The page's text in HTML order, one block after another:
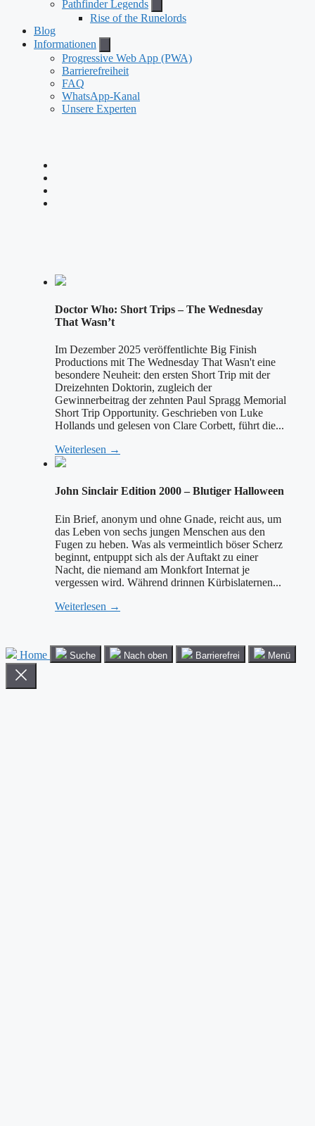
Pathfinder Legends
Rise of the Runelords
Blog
Informationen
Progressive Web App (PWA)
Barrierefreiheit
FAQ
WhatsApp-Kanal
Unsere Experten
Doctor Who: Short Trips – The Wednesday
That Wasn’t
Im Dezember 2025 veröffentlichte Big Finish
Productions mit The Wednesday That Wasn't eine
besondere Neuheit: den ersten Short Trip mit der
Dreizehnten Doktorin, zugleich der
Gewinnerbeitrag der zehnten Paul Spragg Memorial
Short Trip Opportunity. Geschrieben von Luke
Hollands und gelesen von Clare Corbett, führt die...
Weiterlesen →
John Sinclair Edition 2000 – Blutiger Halloween
Ein Brief, anonym und ohne Gnade, reicht aus, um
das Leben von sechs jungen Menschen aus den
Fugen zu heben. Was als vermeintlich böser Scherz
beginnt, entpuppt sich als der Auftakt zu einer
Nacht, die niemand am Monkfort Internat je
vergessen wird. Während drinnen Kürbislaternen...
Weiterlesen →
Home Suche Nach oben Barrierefrei Menü